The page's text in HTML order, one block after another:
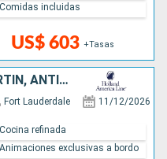
US$ 603 +Tasas
Comidas incluidas
ESTADOS UNIDOS, SAN MARTÍN, ANTIGUA Y BARBUDA, PUERTO RICO, BAHAMAS
Fort Lauderdale 11/12/2026
Cocina refinada
Animaciones exclusivas a bordo